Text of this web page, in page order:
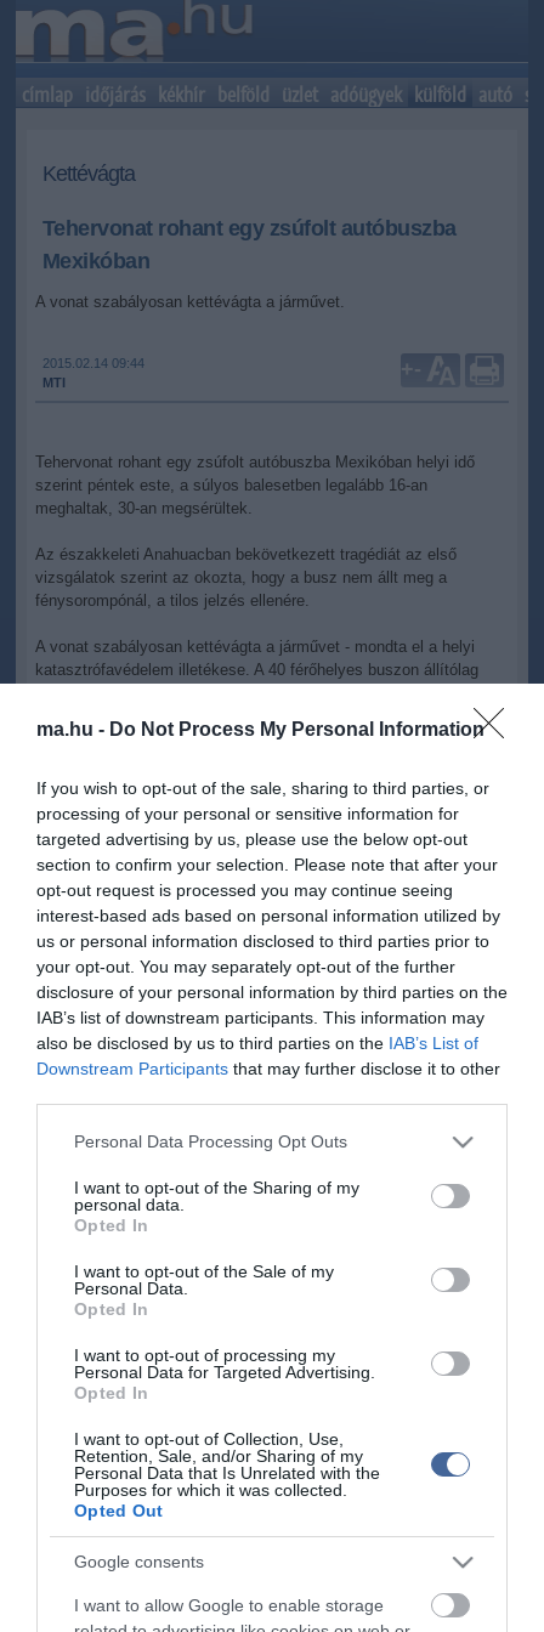
ma.hu - Do Not Process My Personal Information
If you wish to opt-out of the sale, sharing to third parties, or
processing of your personal or sensitive information for
targeted advertising by us, please use the below opt-out
section to confirm your selection. Please note that after your
opt-out request is processed you may continue seeing
interest-based ads based on personal information utilized by
us or personal information disclosed to third parties prior to
your opt-out. You may separately opt-out of the further
disclosure of your personal information by third parties on the
IAB’s list of downstream participants. This information may
also be disclosed by us to third parties on the IAB’s List of
Downstream Participants that may further disclose it to other
Please note that this website/app uses one or more Google
not limited to your visit or usage behaviour. You may click to
grant or deny consent to Google and its third-party tags to
use your data for below specified purposes in below Google
consent section.
Personal Data Processing Opt Outs
I want to opt-out of the Sharing of my
personal data.
Opted In
I want to opt-out of the Sale of my
Personal Data.
Opted In
I want to opt-out of processing my
Personal Data for Targeted Advertising.
Opted In
I want to opt-out of Collection, Use,
Retention, Sale, and/or Sharing of my
Personal Data that Is Unrelated with the
Purposes for which it was collected.
Opted Out
Google consents
I want to allow Google to enable storage
címlap időjárás kékhír belföld üzlet adóügyek külföld autó
Kettévágta
Tehervonat rohant egy zsúfolt autóbuszba
Mexikóban
A vonat szabályosan kettévágta a járművet.
2015.02.14 09:44
MTI
+-
Tehervonat rohant egy zsúfolt autóbuszba Mexikóban helyi idő
szerint péntek este, a súlyos balesetben legalább 16-an
meghaltak, 30-an megsérültek.
Az északkeleti Anahuacban bekövetkezett tragédiát az első
vizsgálatok szerint az okozta, hogy a busz nem állt meg a
fénysorompónál, a tilos jelzés ellenére.
A vonat szabályosan kettévágta a járművet - mondta el a helyi
katasztrófavédelem illetékese. A 40 férőhelyes buszon állítólag
Kapcsolódó írások:
Peking háborog, mert Mexikónak nem kell a szuperexpressz
Kézitáskában a revolver - hároméves kisfiú lőtte meg az apját
és a terhes anyját
Austinban egy fegyveres megpróbálta felgyújtani a mexikói
konzulátust
tartalmazzák.
tartásával kommenteljenek!
ma.hu legfrissebb hírei:
Hulladékvadászat indul a Dunán: a rekordalacsony vízállás
Vitézy Dávid: háromszor annyian utaznak a komlói
vonalon, mint korábban a pótlóbuszokon
Vitézy Dávid: 2,3 milliárd forint került vissza az államhoz
egy útdíjrendszeres ügylet felülvizsgálata után
Saját életét is kockára tette a magyar erdész, hogy
Második világháborús MG-42 géppuskát emeltek ki a